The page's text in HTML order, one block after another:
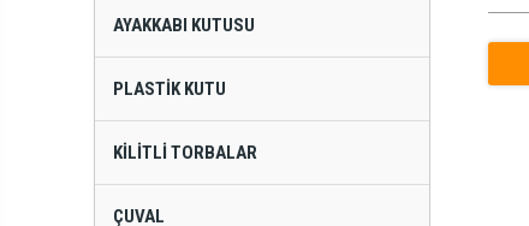
AYAKKABI KUTUSU
PLASTIK KUTU
KILITLI TORBALAR
ÇUVAL